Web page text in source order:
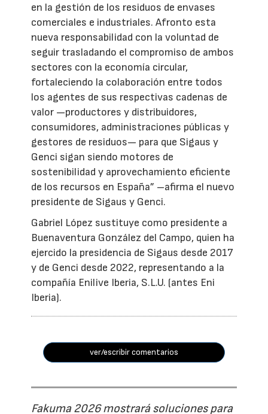
en la gestión de los residuos de envases
comerciales e industriales. Afronto esta
nueva responsabilidad con la voluntad de
seguir trasladando el compromiso de ambos
sectores con la economía circular,
fortaleciendo la colaboración entre todos
los agentes de sus respectivas cadenas de
valor —productores y distribuidores,
consumidores, administraciones públicas y
gestores de residuos— para que Sigaus y
Genci sigan siendo motores de
sostenibilidad y aprovechamiento eficiente
de los recursos en España” –afirma el nuevo
presidente de Sigaus y Genci.
Gabriel López sustituye como presidente a
Buenaventura González del Campo, quien ha
ejercido la presidencia de Sigaus desde 2017
y de Genci desde 2022, representando a la
compañía Enilive Iberia, S.L.U. (antes Eni
Iberia).
ver/escribir comentarios
Fakuma 2026 mostrará soluciones para